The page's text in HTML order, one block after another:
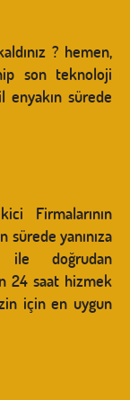
? hemen,
son teknoloji
enyakın sürede
Firmalarının
yanınıza
ile doğrudan
24 saat hizmek
için en uygun